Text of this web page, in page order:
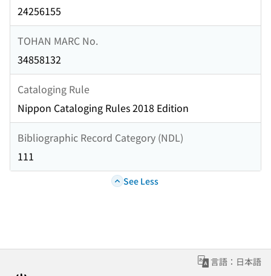
24256155
TOHAN MARC No.
34858132
Cataloging Rule
Nippon Cataloging Rules 2018 Edition
Bibliographic Record Category (NDL)
111
See Less
言語：日本語